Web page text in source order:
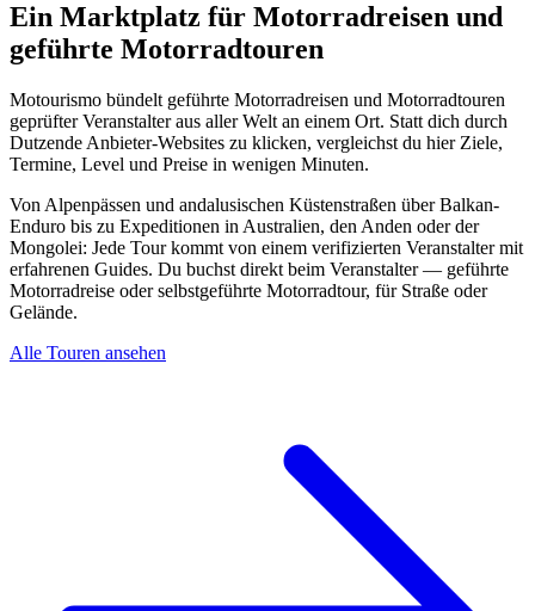
Ein Marktplatz für Motorradreisen und
geführte Motorradtouren
Motourismo bündelt geführte Motorradreisen und Motorradtouren
geprüfter Veranstalter aus aller Welt an einem Ort. Statt dich durch
Dutzende Anbieter-Websites zu klicken, vergleichst du hier Ziele,
Termine, Level und Preise in wenigen Minuten.
Von Alpenpässen und andalusischen Küstenstraßen über Balkan-
Enduro bis zu Expeditionen in Australien, den Anden oder der
Mongolei: Jede Tour kommt von einem verifizierten Veranstalter mit
erfahrenen Guides. Du buchst direkt beim Veranstalter — geführte
Motorradreise oder selbstgeführte Motorradtour, für Straße oder
Gelände.
Alle Touren ansehen